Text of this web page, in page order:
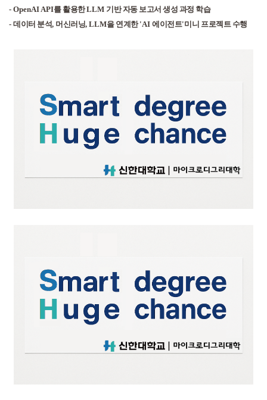
- OpenAI API를 활용한LLM 기반 자동 보고서 생성 과정 학습
- 데이터 분석, 머신러닝, LLM을 연계한'AI에이전트'미니 프로젝트 수행